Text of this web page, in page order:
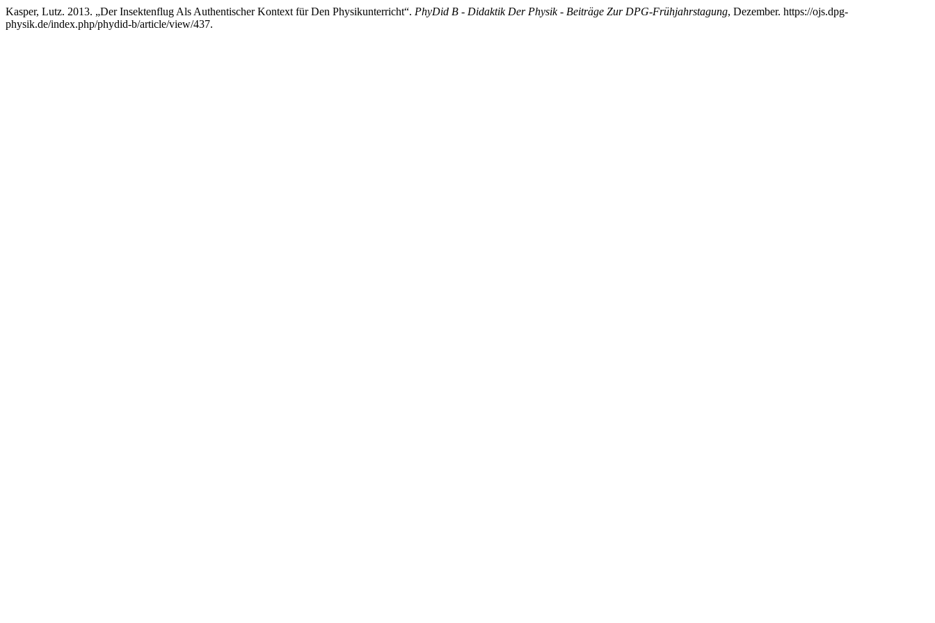
Kasper, Lutz. 2013. „Der Insektenflug Als Authentischer Kontext für Den Physikunterricht“. PhyDid B - Didaktik Der Physik - Beiträge Zur DPG-Frühjahrstagung, Dezember. https://ojs.dpg-
physik.de/index.php/phydid-b/article/view/437.